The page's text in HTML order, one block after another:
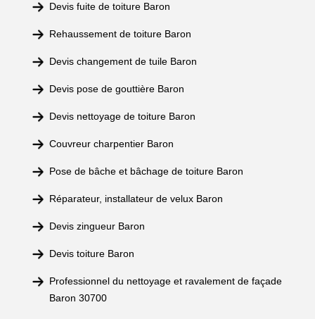
Devis fuite de toiture Baron
Rehaussement de toiture Baron
Devis changement de tuile Baron
Devis pose de gouttière Baron
Devis nettoyage de toiture Baron
Couvreur charpentier Baron
Pose de bâche et bâchage de toiture Baron
Réparateur, installateur de velux Baron
Devis zingueur Baron
Devis toiture Baron
Professionnel du nettoyage et ravalement de façade
Baron 30700